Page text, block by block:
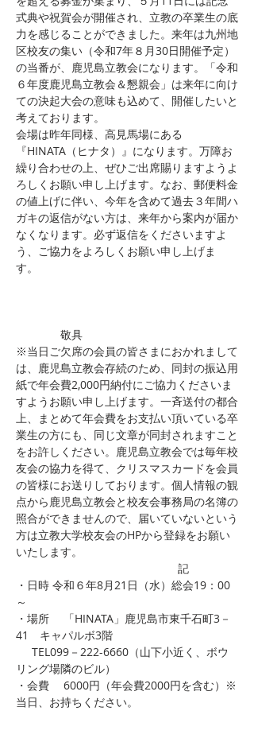
式典や祝賀会が開催され、立教の卒業生の底
力を感じることができました。来年は九州地
区校友の集い（令和7年８月30日開催予定）
の当番が、鹿児島立教会になります。「令和
６年度鹿児島立教会＆懇親会」は来年に向け
ての決起大会の意味も込めて、開催したいと
考えております。
会場は昨年同様、高見馬場にある
『HINATA（ヒナタ）』になります。万障お
繰り合わせの上、ぜひご出席賜りますようよ
ろしくお願い申し上げます。なお、郵便料金
の値上げに伴い、今年を含めて過去３年間ハ
ガキの返信がない方は、来年から案内が届か
なくなります。必ず返信をくださいますよ
う、ご協力をよろしくお願い申し上げま
す。
敬具
※当日ご欠席の会員の皆さまにおかれまして
は、鹿児島立教会存続のため、同封の振込用
紙で年会費2,000円納付にご協力くださいま
すようお願い申し上げます。一斉送付の都合
上、まとめて年会費をお支払い頂いている卒
業生の方にも、同じ文章が同封されますこと
をお許しください。鹿児島立教会では毎年校
友会の協力を得て、クリスマスカードを会員
の皆様にお送りしております。個人情報の観
点から鹿児島立教会と校友会事務局の名簿の
照合ができませんので、届いていないという
方は立教大学校友会のHPから登録をお願い
いたします。
記
・日時 令和６年8月21日（水）総会19：00
～
・場所　 「HINATA」鹿児島市東千石町3－
41　キャパルボ3階
TEL099－222-6660（山下小近く、ボウ
リング場隣のビル）
・会費　 6000円（年会費2000円を含む）※
当日、お持ちください。